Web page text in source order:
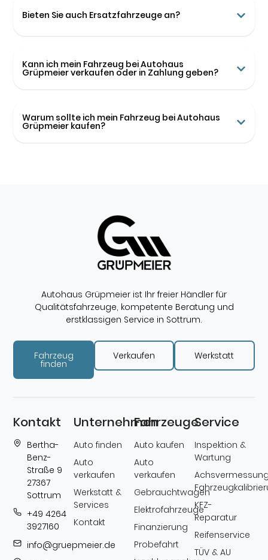
Bieten Sie auch Ersatzfahrzeuge an?
Kann ich mein Fahrzeug bei Autohaus
Grüpmeier verkaufen oder in Zahlung geben?
Warum sollte ich mein Fahrzeug bei Autohaus
Grüpmeier kaufen?
Autohaus Grüpmeier ist Ihr freier Händler für
Qualitätsfahrzeuge, kompetente Beratung und
erstklassigen Service in Sottrum.
Fahrzeug
finden
Verkaufen Werkstatt
Kontakt
Bertha-
Benz-
Straße 9
27367
Sottrum
+49 4264
3927160
info@gruepmeier.de
Unternehmen
Auto finden
Auto
verkaufen
Werkstatt &
Services
Kontakt
Fahrzeuge
Auto kaufen
Auto
verkaufen
Gebrauchtwagen
Elektrofahrzeuge
Finanzierung
Probefahrt
Service
Inspektion &
Wartung
KFZ-
Reparatur
Reifenservice
TÜV & AU